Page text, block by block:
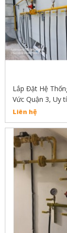
Lắp Đặt Hệ
Vức Quận 3, Uy
Toàn, Chất Lượng
Liên hệ